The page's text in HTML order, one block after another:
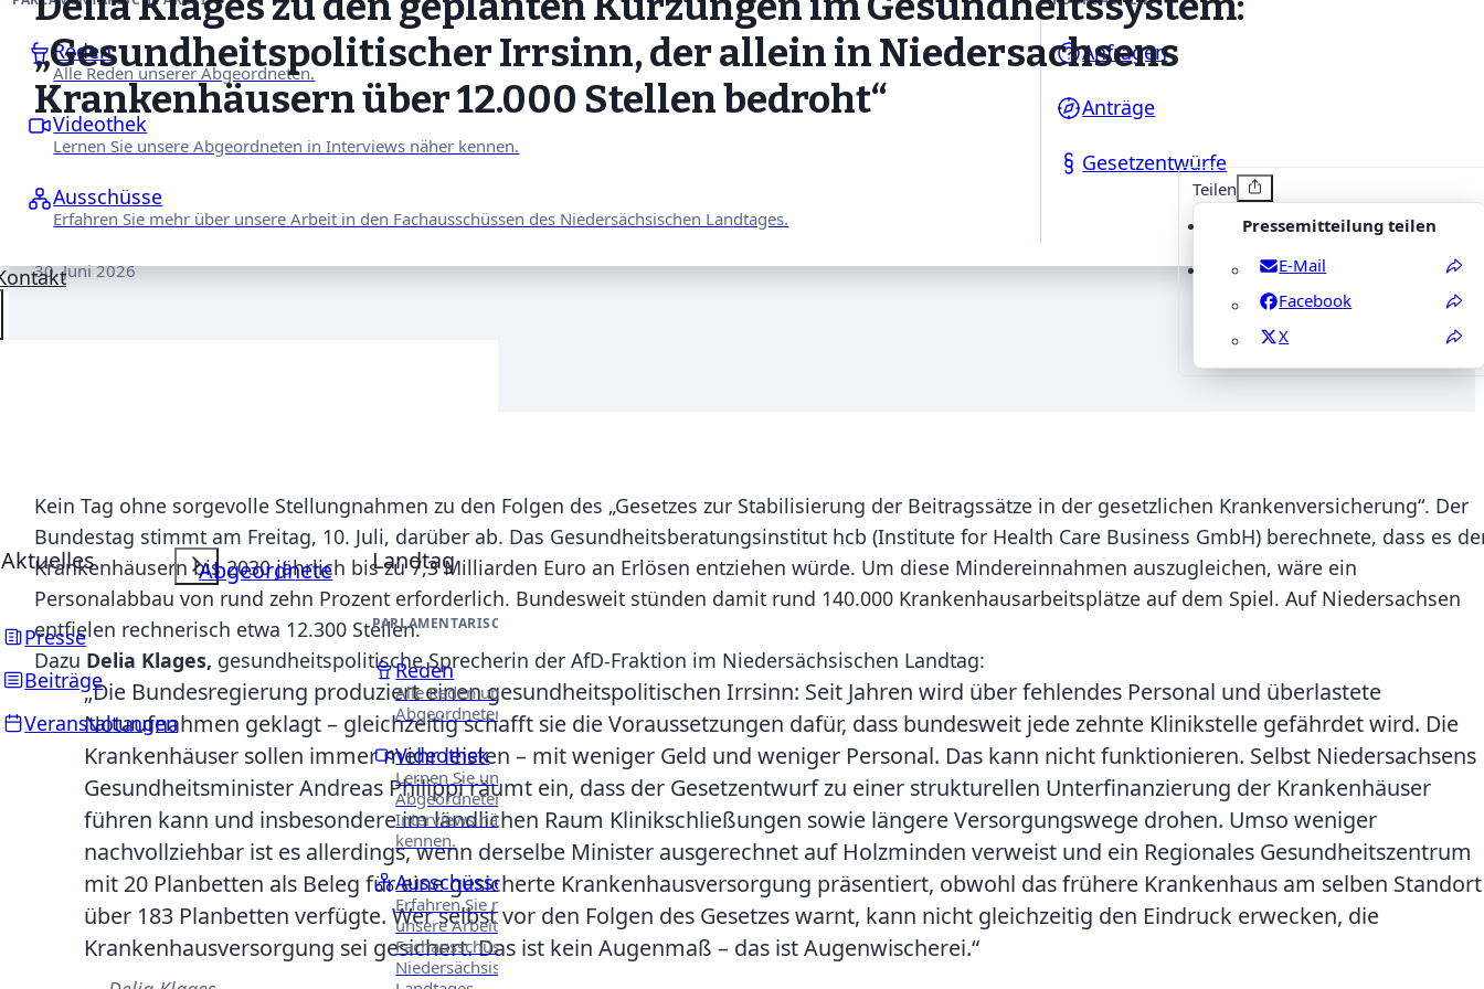
Reden
Alle Reden unserer Abgeordneten.
Videothek
Lernen Sie unsere Abgeordneten in Interviews näher kennen.
Ausschüsse
Erfahren Sie mehr über unsere Arbeit in den Fachausschüssen des Niedersächsischen Landtages.
Anfragen
Anträge
Gesetzentwürfe
Aktuelles
Presse
Beiträge
Veranstaltungen
Abgeordnete Landtag
PARLAMENTARISCHE ARBEIT
Reden
Alle Reden unserer
Abgeordneten.
Videothek
Lernen Sie unsere
Abgeordneten in
Interviews näher
kennen.
Ausschüsse
Erfahren Sie mehr über
unsere Arbeit in den
Fachausschüssen des
Niedersächsischen
Kontakt
„Gesundheitspolitischer Irrsinn, der allein in Niedersachsens
Krankenhäusern über 12.000 Stellen bedroht“
30. Juni 2026
Teilen
Pressemitteilung teilen
E-Mail
Facebook
X
Kein Tag ohne sorgevolle Stellungnahmen zu den Folgen des „Gesetzes zur Stabilisierung der Beitragssätze in der gesetzlichen Krankenversicherung“. Der
Bundestag stimmt am Freitag, 10. Juli, darüber ab. Das Gesundheitsberatungsinstitut hcb (Institute for Health Care Business GmbH) berechnete, dass es
Krankenhäusern bis 2030 jährlich bis zu 7,3 Milliarden Euro an Erlösen entziehen würde. Um diese Mindereinnahmen auszugleichen, wäre ein
Personalabbau von rund zehn Prozent erforderlich. Bundesweit stünden damit rund 140.000 Krankenhausarbeitsplätze auf dem Spiel. Auf Niedersachsen
entfielen rechnerisch etwa 12.300 Stellen.
Dazu Delia Klages, gesundheitspolitische Sprecherin der AfD-Fraktion im Niedersächsischen Landtag:
„Die Bundesregierung produziert einen gesundheitspolitischen Irrsinn: Seit Jahren wird über fehlendes Personal und überlastete
Notaufnahmen geklagt – gleichzeitig schafft sie die Voraussetzungen dafür, dass bundesweit jede zehnte Klinikstelle gefährdet wird. Die
Krankenhäuser sollen immer mehr leisten – mit weniger Geld und weniger Personal. Das kann nicht funktionieren. Selbst Niedersachsens
Gesundheitsminister Andreas Philippi räumt ein, dass der Gesetzentwurf zu einer strukturellen Unterfinanzierung der Krankenhäuser
führen kann und insbesondere im ländlichen Raum Klinikschließungen sowie längere Versorgungswege drohen. Umso weniger
nachvollziehbar ist es allerdings, wenn derselbe Minister ausgerechnet auf Holzminden verweist und ein Regionales Gesundheitszentrum
mit 20 Planbetten als Beleg für eine gesicherte Krankenhausversorgung präsentiert, obwohl das frühere Krankenhaus am selben Standort
über 183 Planbetten verfügte. Wer selbst vor den Folgen des Gesetzes warnt, kann nicht gleichzeitig den Eindruck erwecken, die
Krankenhausversorgung sei gesichert. Das ist kein Augenmaß – das ist Augenwischerei.“